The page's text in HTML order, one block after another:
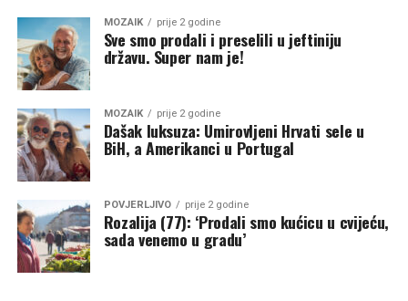
MOZAIK prije 2 godine
Sve smo prodali i preselili u jeftiniju
državu. Super nam je!
MOZAIK prije 2 godine
Dašak luksuza: Umirovljeni Hrvati sele u
BiH, a Amerikanci u Portugal
POVJERLJIVO prije 2 godine
Rozalija (77): ‘Prodali smo kućicu u cvijeću,
sada venemo u gradu’